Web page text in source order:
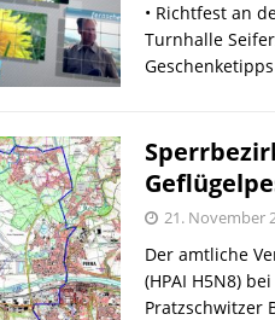
• Richtfest an
Turnhalle
21. November
Der amtliche
(HPAI H5N8)
Pratzschwitzer